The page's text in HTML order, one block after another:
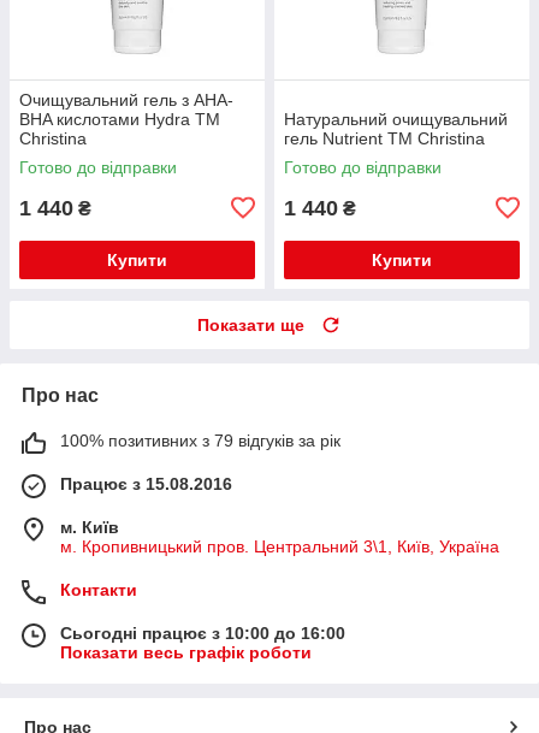
Очищувальний гель з AHA-
BHA кислотами Hydra TM
Christina
Готово до відправки
1 440 ₴
Купити
Натуральний очищувальний
гель Nutrient TM Christina
Готово до відправки
1 440 ₴
Купити
Показати ще
Про нас
100% позитивних з 79 відгуків за рік
Працює з 15.08.2016
м. Київ
м. Кропивницький пров. Центральний 3\1, Київ, Україна
Контакти
Сьогодні працює з 10:00 до 16:00
Показати весь графік роботи
Про нас